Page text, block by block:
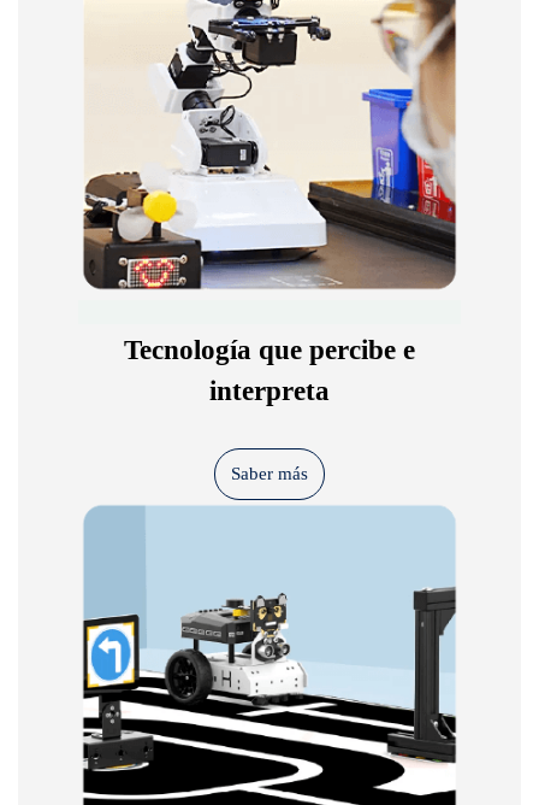
Tecnología que percibe e
interpreta
Saber más